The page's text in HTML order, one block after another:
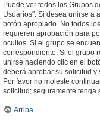
Puede ver todos los Grupos
Usuarios". Si desea unirse a
botón apropiado. No todos
requieren aprobación para
ocultos. Si el grupo se
correspondiente. Si el grupo
unirse haciendo clic en el
deberá aprobar su solicitud
Por favor no moleste
solicitud; seguramente tenga
Arriba